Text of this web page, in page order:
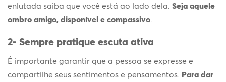
enlutada saiba que você está ao lado dela. Seja aquele
ombro amigo, disponível e compassivo
2- Sempre pratique escuta ativa
É importante garantir que a pessoa se expresse e
compartilhe seus sentimentos e pensamentos. Para dar